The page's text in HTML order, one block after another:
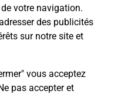
votre navigation.
des publicités
sur notre site et
vous acceptez
pas accepter et
posées